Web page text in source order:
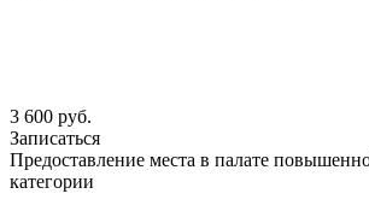
3 600 руб.
Записаться
Предоставление места в палате
категории